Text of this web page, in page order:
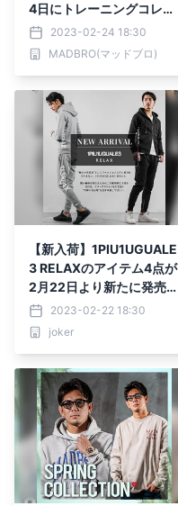
4日にトレーニングコレク
ションを発表。
2023-02-24 18:30
MADBRO(マッドブロ)
【新入荷】1PIU1UGUALE
3 RELAXのアイテム4点が
2月22日より新たに発売開
始『joker(ジョーカー)』
2023-02-22 18:30
joker